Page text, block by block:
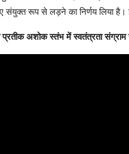
संयुक्त रूप से लड़ने का निर्णय लिया
अशोक स्तंभ में स्वतंत्रता संग्राम